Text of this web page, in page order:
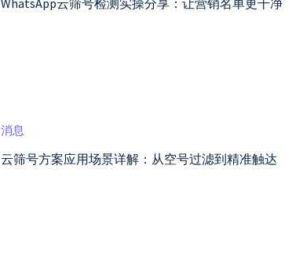
消息
云筛号方案应用场景详解：从空号过滤到精准触达